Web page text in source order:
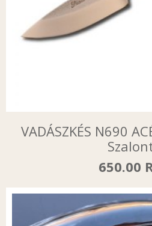
VADÁSZKÉS N690
650.00